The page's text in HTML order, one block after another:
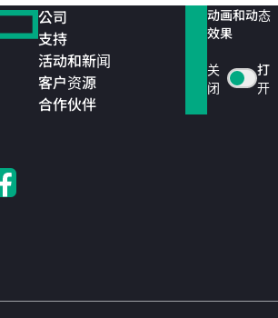
公司
支持
活动和新闻
客户资源
合作伙伴
动画和动态
效果
关
闭
打
开